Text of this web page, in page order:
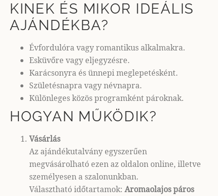
KINEK ÉS MIKOR IDEÁLIS
AJÁNDÉKBA?
Évfordulóra vagy romantikus alkalmakra.
Esküvőre vagy eljegyzésre.
Karácsonyra és ünnepi meglepetésként.
Születésnapra vagy névnapra.
Különleges közös programként pároknak.
HOGYAN MŰKÖDIK?
Vásárlás
Az ajándékutalvány egyszerűen
megvásárolható ezen az oldalon online, illetve
személyesen a szalonunkban.
Választható időtartamok: Aromaolajos páros